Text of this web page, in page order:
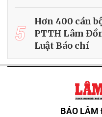
5
Hơn 400 cán
PTTH Lâm
Luật Báo chí
BÁO LÂM